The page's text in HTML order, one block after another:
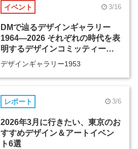
イベント 3/16
DMで辿るデザインギャラリー
1964―2026 それぞれの時代を表
明するデザインコミッティーの
活動歴、そしてその先へ
デザインギャラリー1953
レポート 3/6
2026年3月に行きたい、東京のお
すすめデザイン＆アートイベン
ト6選